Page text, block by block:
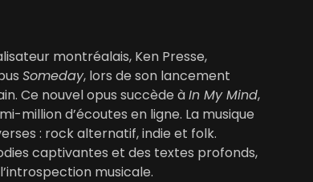
montréalais, Ken Presse,
Someday, lors de son lancement
Ce nouvel opus succède àIn My Mind,
million d’écoutes en ligne. La musique
: rock alternatif, indie et folk.
captivantes et des textes profonds,
musicale.